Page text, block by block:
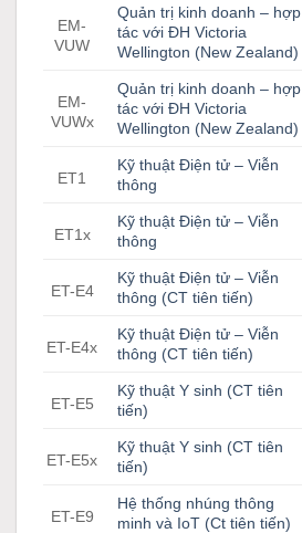
EM-
VUW
Quản trị kinh doanh – hợp
tác với ĐH Victoria
Wellington (New Zealand)
EM-
VUWx
Quản trị kinh doanh – hợp
tác với ĐH Victoria
Wellington (New Zealand)
ET1
Kỹ thuật Điện tử – Viễn
thông
ET1x
Kỹ thuật Điện tử – Viễn
thông
ET-E4
Kỹ thuật Điện tử – Viễn
thông (CT tiên tiến)
ET-E4x
Kỹ thuật Điện tử – Viễn
thông (CT tiên tiến)
ET-E5
Kỹ thuật Y sinh (CT tiên
tiến)
ET-E5x
Kỹ thuật Y sinh (CT tiên
tiến)
ET-E9
Hệ thống nhúng thông
minh và IoT (Ct tiên tiến)